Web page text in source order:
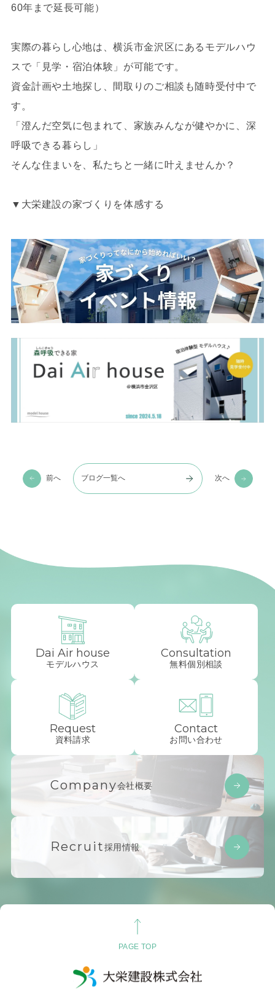
60年まで延長可能）
実際の暮らし心地は、横浜市金沢区にあるモデルハウ
スで「見学・宿泊体験」が可能です。
資金計画や土地探し、間取りのご相談も随時受付中で
す。
「澄んだ空気に包まれて、家族みんなが健やかに、深
呼吸できる暮らし」
そんな住まいを、私たちと一緒に叶えませんか？
▼大栄建設の家づくりを体感する
前へ ブログ一覧へ 次へ
Dai Air house
モデルハウス
Consultation
無料個別相談
Request
資料請求
Contact
お問い合わせ
Company会社概要
Recruit採用情報
PAGE TOP